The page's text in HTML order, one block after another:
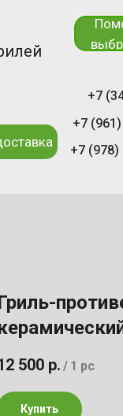
+7
+7
+7
500 р. / 1 pc
Купить